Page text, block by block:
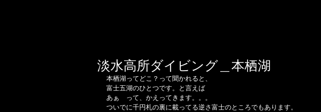
淡水高所ダイビング＿本栖湖
本栖湖ってどこ？って聞かれると、
富士五湖のひとつです。と言えば
あぁ　って、かえってきます。。。
ついでに千円札の裏に載ってる逆さ富士のところでもあります。